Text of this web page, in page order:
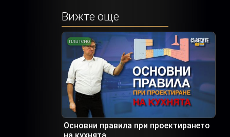
Вижте още
платено
Основни правила при проектирането